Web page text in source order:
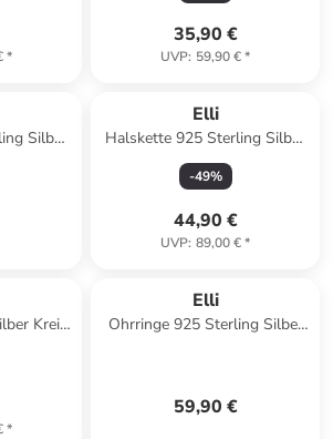
*
35,90 €
UVP: 59,90 €*
Silber
Elli
Halskette 925 Sterling Silber
in Weiß
-49%
44,90 €
UVP: 89,00 €*
Kreis,
*
Elli
Ohrringe 925 Sterling Silber
59,90 €